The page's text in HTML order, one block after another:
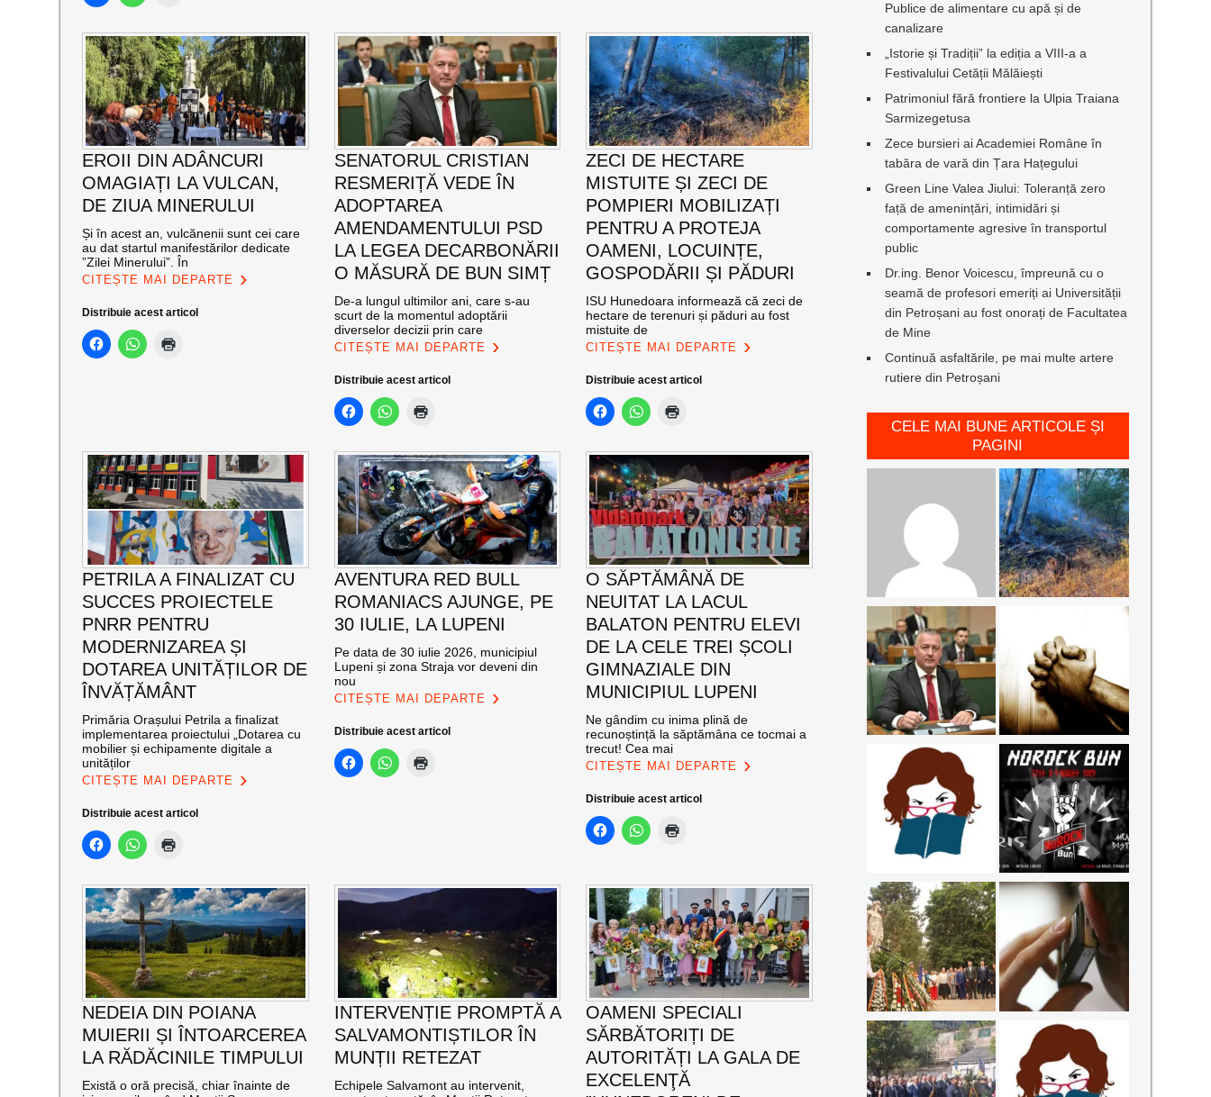
EROII DIN ADÂNCURI
OMAGIAȚI LA VULCAN,
DE ZIUA MINERULUI
Și în acest an, vulcănenii sunt cei care
au dat startul manifestărilor dedicate
”Zilei Minerului”. În
CITEȘTE MAI DEPARTE
Distribuie acest articol
SENATORUL CRISTIAN
RESMERIȚĂ VEDE ÎN
ADOPTAREA
AMENDAMENTULUI PSD
LA LEGEA DECARBONĂRII
O MĂSURĂ DE BUN SIMȚ
De-a lungul ultimilor ani, care s-au
scurt de la momentul adoptării
diverselor decizii prin care
CITEȘTE MAI DEPARTE
Distribuie acest articol
ZECI DE HECTARE
MISTUITE ȘI ZECI DE
POMPIERI MOBILIZAȚI
PENTRU A PROTEJA
OAMENI, LOCUINȚE,
GOSPODĂRII ȘI PĂDURI
ISU Hunedoara informează că zeci de
hectare de terenuri și păduri au fost
mistuite de
CITEȘTE MAI DEPARTE
Distribuie acest articol
PETRILA A FINALIZAT CU
SUCCES PROIECTELE
PNRR PENTRU
MODERNIZAREA ȘI
DOTAREA UNITĂȚILOR DE
ÎNVĂȚĂMÂNT
Primăria Orașului Petrila a finalizat
implementarea proiectului „Dotarea cu
mobilier și echipamente digitale a
unităților
CITEȘTE MAI DEPARTE
Distribuie acest articol
AVENTURA RED BULL
ROMANIACS AJUNGE, PE
30 IULIE, LA LUPENI
Pe data de 30 iulie 2026, municipiul
Lupeni și zona Straja vor deveni din
nou
CITEȘTE MAI DEPARTE
Distribuie acest articol
O SĂPTĂMÂNĂ DE
NEUITAT LA LACUL
BALATON PENTRU ELEVI
DE LA CELE TREI ȘCOLI
GIMNAZIALE DIN
MUNICIPIUL LUPENI
Ne gândim cu inima plină de
recunoștință la săptămâna ce tocmai a
trecut! Cea mai
CITEȘTE MAI DEPARTE
Distribuie acest articol
NEDEIA DIN POIANA
MUIERII ȘI ÎNTOARCEREA
LA RĂDĂCINILE TIMPULUI
Există o oră precisă, chiar înainte de
INTERVENȚIE PROMPTĂ A
SALVAMONTIȘTILOR ÎN
MUNȚII RETEZAT
Echipele Salvamont au intervenit,
OAMENI SPECIALI
SĂRBĂTORIȚI DE
AUTORITĂȚI LA GALA DE
EXCELENŢĂ
Publice de alimentare cu apă și de
canalizare
„Istorie și Tradiții” la ediția a VIII-a a
Festivalului Cetății Mălăiești
Patrimoniul fără frontiere la Ulpia Traiana
Sarmizegetusa
Zece bursieri ai Academiei Române în
tabăra de vară din Țara Hațegului
Green Line Valea Jiului: Toleranță zero
față de amenințări, intimidări și
comportamente agresive în transportul
public
Dr.ing. Benor Voicescu, împreună cu o
seamă de profesori emeriți ai Universității
din Petroșani au fost onorați de Facultatea
de Mine
Continuă asfaltările, pe mai multe artere
rutiere din Petroșani
CELE MAI BUNE ARTICOLE ȘI
PAGINI